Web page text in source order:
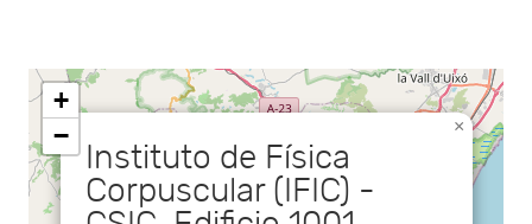
Instituto de Física
Corpuscular (IFIC) -
×
+
−